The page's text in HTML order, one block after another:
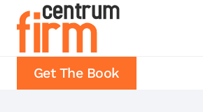
Przejdź
Get The Book